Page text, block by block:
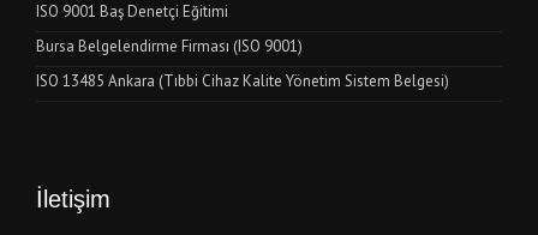
ISO 9001 Baş Denetçi Eğitimi
Bursa Belgelendirme Firması (ISO 9001)
ISO 13485 Ankara (Tıbbi Cihaz Kalite Yönetim Sistem Belgesi)
İletişim